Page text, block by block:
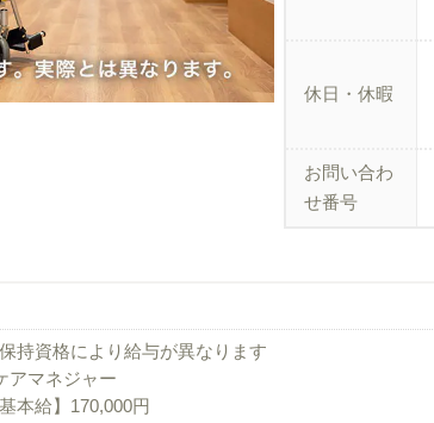
休日・休暇
お問い合わ
せ番号
持資格により給与が異なります
アマネジャー
基本給】170,000円